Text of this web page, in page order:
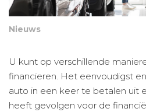
Nieuws
U kunt op verschillende
financieren. Het eenvoudigst
auto in een keer te betalen uit
heeft gevolgen voor de